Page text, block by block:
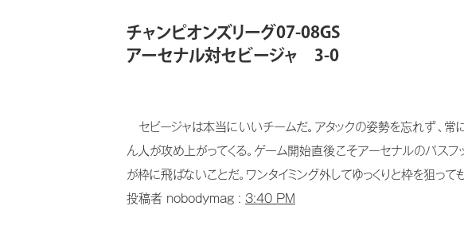
チャンピオンズリーグ07-08GS
アーセナル対セビージャ 3-0
セビージャは本当にいいチームだ。アタックの姿勢を忘れず、常
ん人が攻め上がってくる。ゲーム開始直後こそアーセナルのパスフ
が枠に飛ばないことだ。ワンタイミング外してゆっくりと枠を狙って
投稿者 nobodymag : 3:40 PM